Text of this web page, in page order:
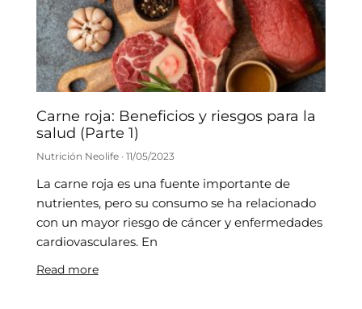
Carne roja: Beneficios y riesgos para la
salud (Parte 1)
Nutrición Neolife 11/05/2023
La carne roja es una fuente importante de
nutrientes, pero su consumo se ha relacionado
con un mayor riesgo de cáncer y enfermedades
cardiovasculares. En
Read more